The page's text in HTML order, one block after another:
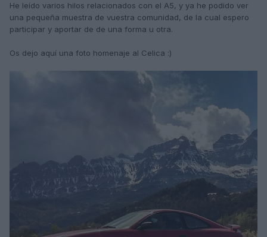
He leído varios hilos relacionados con el A5, y ya he podido ver
una pequeña muestra de vuestra comunidad, de la cual espero
participar y aportar de de una forma u otra.
Os dejo aquí una foto homenaje al Celica :)